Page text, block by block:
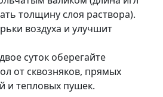
толщину слоя раствора).
воздуха и улучшит
суток оберегайте
от сквозняков, прямых
и тепловых пушек.